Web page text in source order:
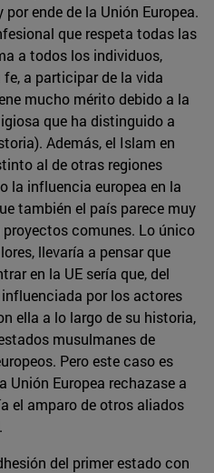
ende de la Unión Europea.
que respeta todas las
a todos los individuos,
a participar de la vida
mucho mérito debido a la
que ha distinguido a
Además, el Islam en
al de otras regiones
la influencia europea en la
también el país parece muy
comunes. Lo único
llevaría a pensar que
en la UE sería que, del
por los actores
ella a lo largo de su historia,
musulmanes de
Pero este caso es
Unión Europea rechazase a
el amparo de otros aliados
del primer estado con